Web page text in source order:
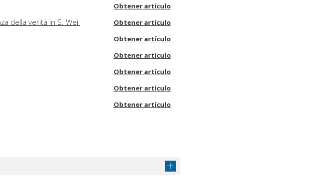
Obtener artículo
della verità in S. Weil Obtener artículo
Obtener artículo
Obtener artículo
Obtener artículo
Obtener artículo
Obtener artículo